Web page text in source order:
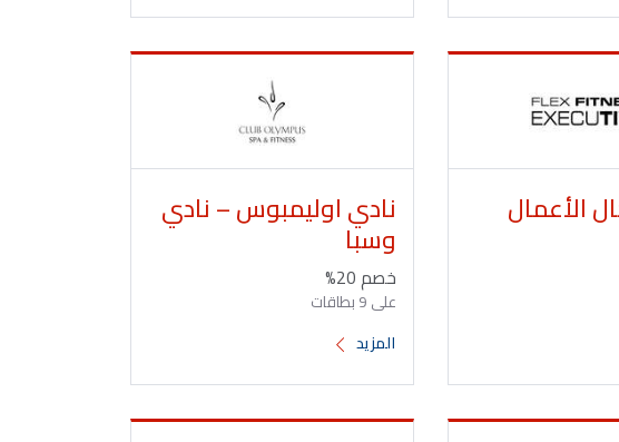
الأعمال نادي اوليمبوس – نادي
وسبا
خصم 20%
على 9 بطاقات
المزيد